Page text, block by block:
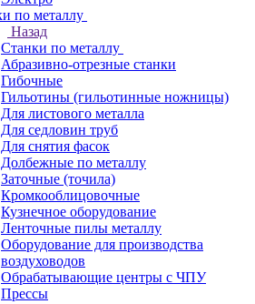
по металлу
Назад
Станки по металлу
Абразивно-отрезные станки
Гибочные
Гильотины (гильотинные ножницы)
Для листового металла
Для седловин труб
Для снятия фасок
Долбежные по металлу
Заточные (точила)
Кромкооблицовочные
Кузнечное оборудование
Ленточные пилы металлу
Оборудование для производства
воздуховодов
Обрабатывающие центры с ЧПУ
Прессы